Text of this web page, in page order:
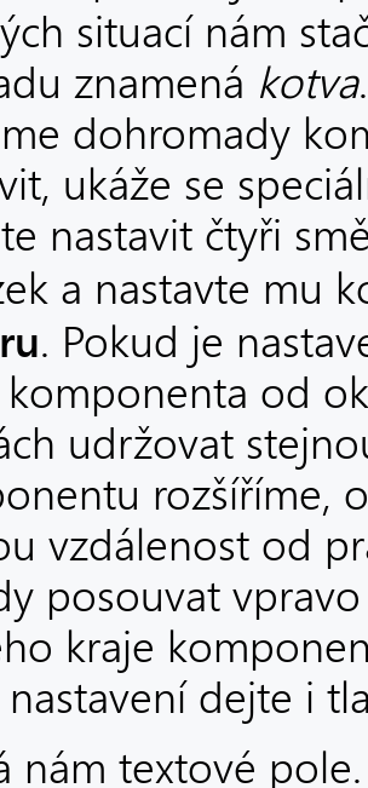
situací nám
znamená kotva
dohromady
ukáže se
nastavit čtyři
a nastavte mu
. Pokud je
od
udržovat
rozšíříme,
vzdálenost od
posouvat
kraje
nastavení dejte i
nám textové